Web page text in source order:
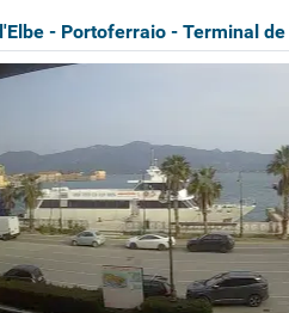
- Portoferraio - Terminal